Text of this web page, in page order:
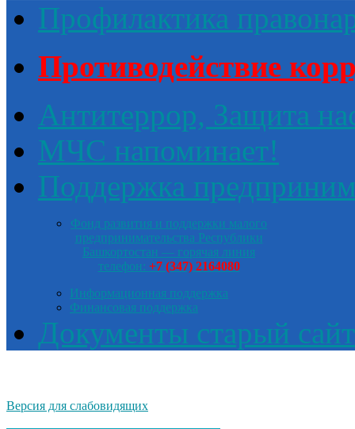
Профилактика
Противодействие
Антитеррор, Защита
МЧС напоминает!
Поддержка
Фонд развития и поддержки малого
предпринимательства Республики
Башкортостан — горячая линия
телефон: +7 (347) 2164080
Информационная поддержка
Финансовая поддержка
Документы старый сайт
Версия для слабовидящих